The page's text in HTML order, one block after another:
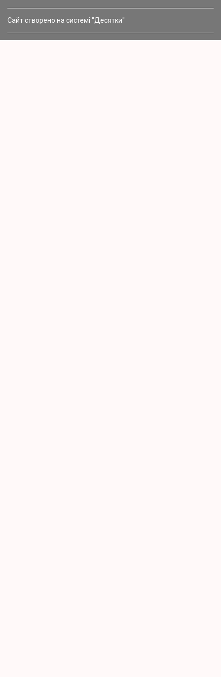
Сайт створено на системі "Десятки"